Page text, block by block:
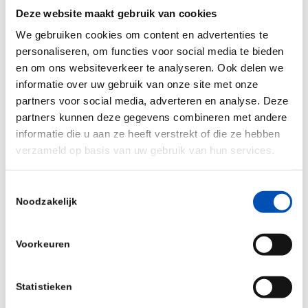
Deze website maakt gebruik van cookies
We gebruiken cookies om content en advertenties te
personaliseren, om functies voor social media te bieden
en om ons websiteverkeer te analyseren. Ook delen we
informatie over uw gebruik van onze site met onze
partners voor social media, adverteren en analyse. Deze
partners kunnen deze gegevens combineren met andere
informatie die u aan ze heeft verstrekt of die ze hebben
verzameld op basis van uw gebruik van hun services.
Noodzakelijk
Voorkeuren
Statistieken
excellentie in het onderwijs, prioritering van
STEM-opleidingen, het aantrekken van
internationaal talent, het structureel maken van
om- en bijscholing en aanpassingen in het
socialezekerheidsstelsel.
Het zal niemand verrassen dat ook hollandbio
toegang tot passend talent van essentieel belang
dan ook aan bij de adviezen uit het Rapport
duidelijkheid en een overkoepelende aanpak die
behoeften van de sector, met specifieke